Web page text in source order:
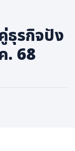
ธุรกิจปัง
. 68